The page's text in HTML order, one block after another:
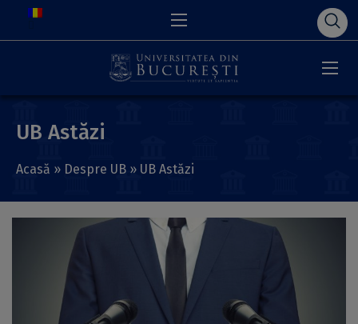
UB Astăzi
Acasă » Despre UB » UB Astăzi